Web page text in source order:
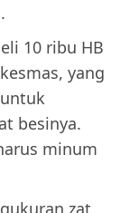
10 ribu HB
yang
besinya.
minum
zat